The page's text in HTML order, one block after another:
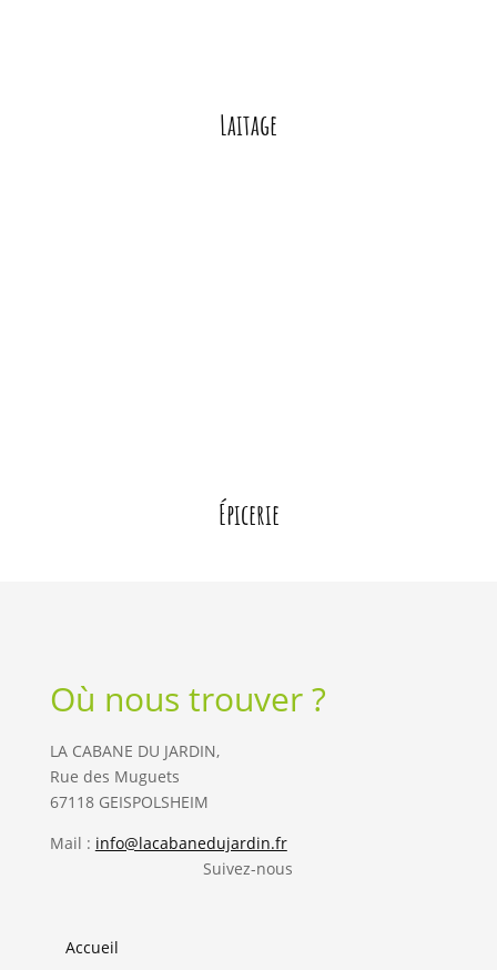
Laitage
Épicerie
Où nous trouver ?
LA CABANE DU JARDIN,
Rue des Muguets
67118 GEISPOLSHEIM
Mail : info@lacabanedujardin.fr
Suivez-nous
Accueil